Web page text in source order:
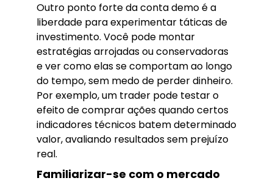
Outro ponto forte da conta demo é a
liberdade para experimentar táticas de
investimento. Você pode montar
estratégias arrojadas ou conservadoras
e ver como elas se comportam ao longo
do tempo, sem medo de perder dinheiro.
Por exemplo, um trader pode testar o
efeito de comprar ações quando certos
indicadores técnicos batem determinado
valor, avaliando resultados sem prejuízo
real.
Familiarizar-se com o mercado